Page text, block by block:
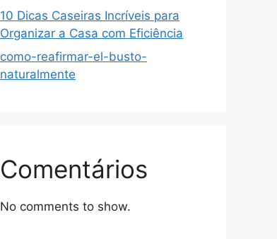
10 Dicas Caseiras Incríveis para
Organizar a Casa com Eficiência
como-reafirmar-el-busto-
naturalmente
Comentários
No comments to show.